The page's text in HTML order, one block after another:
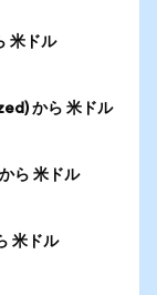
米ドル
から 米ドル
ら 米ドル
米ドル